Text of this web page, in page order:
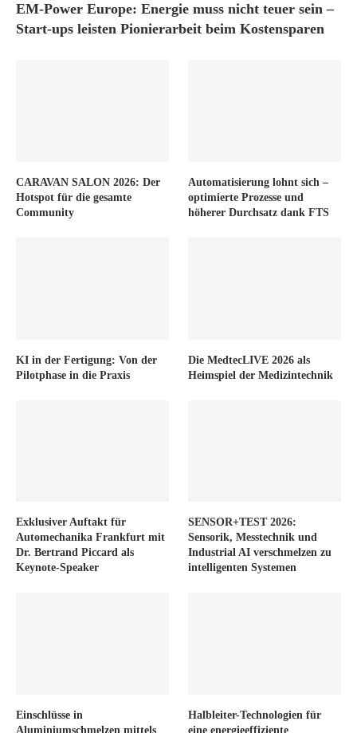
EM-Power Europe: Energie muss nicht teuer sein –
Start-ups leisten Pionierarbeit beim Kostensparen
CARAVAN SALON 2026: Der
Hotspot für die gesamte
Community
Automatisierung lohnt sich –
optimierte Prozesse und
höherer Durchsatz dank FTS
KI in der Fertigung: Von der
Pilotphase in die Praxis
Die MedtecLIVE 2026 als
Heimspiel der Medizintechnik
Exklusiver Auftakt für
Automechanika Frankfurt mit
Dr. Bertrand Piccard als
Keynote-Speaker
SENSOR+TEST 2026:
Sensorik, Messtechnik und
Industrial AI verschmelzen zu
intelligenten Systemen
Einschlüsse in
Aluminiumschmelzen mittels
Halbleiter-Technologien für
eine energieeffiziente